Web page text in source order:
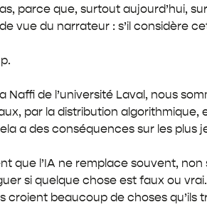
parce que, surtout aujourd’hui,
vue du narrateur : s’il considère
Naffi de l’université Laval, nous
par la distribution
a des conséquences sur les
que l’IA ne remplace souvent,
si quelque chose est faux ou
croient beaucoup de choses qu’ils